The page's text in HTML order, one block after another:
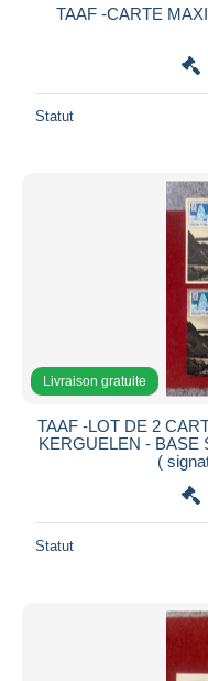
TAAF -CARTE
Statut
Livraison gratuite
TAAF -LOT DE 2
KERGUELEN - BASE
(
Statut